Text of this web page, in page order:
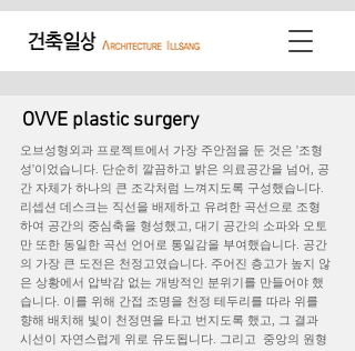
OVVE plastic surgery
오브성형외과 프로젝트에서 가장 주안점을 둔 것은 '조형
성'이었습니다. 단순히 깔끔하고 밝은 의료공간을 넘어, 공
간 자체가 하나의 큰 조각처럼 느껴지도록 구성했습니다.
리셉션 데스크는 직선을 배제하고 유려한 곡선으로 조형
하여 공간의 중심축을 형성했고, 대기 공간의 소파와 오토
만 또한 동일한 곡선 언어로 통일감을 부여했습니다. 공간
의 가장 큰 도전은 천정고였습니다. 주어진 층고가 높지 않
은 상황에서 압박감 없는 개방적인 분위기를 만들어야 했
습니다. 이를 위해 간접 조명을 천정 테두리를 따라 위를
향해 배치해 빛이 천정면을 타고 번지도록 했고, 그 결과
시선이 자연스럽게 위로 유도됩니다. 그리고 중앙의 원형